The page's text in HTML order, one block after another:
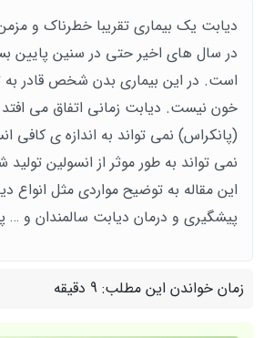
دیابت یک بیماری تقریبا خطرناک و
در سال های اخیر حتی در سنین پایین
است. در این بیماری بدن شخص قادر
خون نیست. دیابت زمانی اتفاق می افتد
(پانکراس) نمی تواند به اندازه ی کافی
نمی تواند به طور موثر از انسولین
این مقاله به توضیح مواردی مثل انواع
پیشگیری و درمان دیابت سالمندان و …
زمان خواندن این مطلب: 9 دقیقه